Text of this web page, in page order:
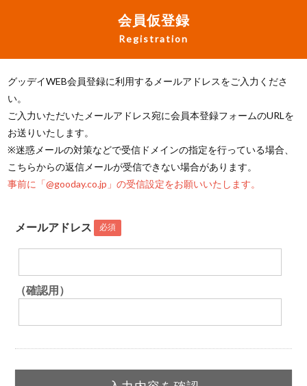
会員仮登録
Registration
グッデイWEB会員登録に利用するメールアドレスをご入力くださ
い。
ご入力いただいたメールアドレス宛に会員本登録フォームのURLを
お送りいたします。
※迷惑メールの対策などで受信ドメインの指定を行っている場合、
こちらからの返信メールが受信できない場合があります。
事前に「@gooday.co.jp」の受信設定をお願いいたします。
メールアドレス 必須
（確認用）